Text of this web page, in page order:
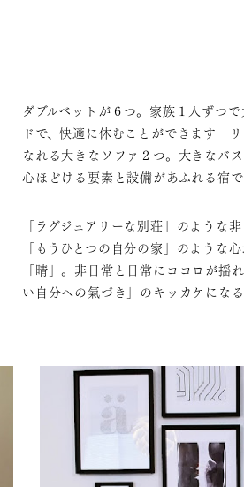
ダブルベットが６つ。家族１人ずつ
ドで、快適に休むことができます
なれる大きなソファ２つ。大きなバ
心ほどける要素と設備があふれる宿で
「ラグジュアリーな別荘」のような
「もうひとつの自分の家」のような
「晴」。非日常と日常にココロが揺
い自分への氣づき」のキッカケになる